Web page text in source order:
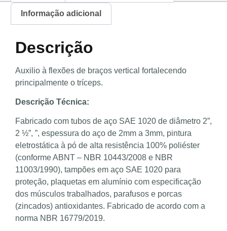
Informação adicional
Descrição
Auxilio à flexões de braços vertical fortalecendo
principalmente o tríceps.
Descrição Técnica:
Fabricado com tubos de aço SAE 1020 de diâmetro 2”,
2 ½”, ”, espessura do aço de 2mm a 3mm, pintura
eletrostática à pó de alta resistência 100% poliéster
(conforme ABNT – NBR 10443/2008 e NBR
11003/1990), tampões em aço SAE 1020 para
proteção, plaquetas em alumínio com especificação
dos músculos trabalhados, parafusos e porcas
(zincados) antioxidantes. Fabricado de acordo com a
norma NBR 16779/2019.